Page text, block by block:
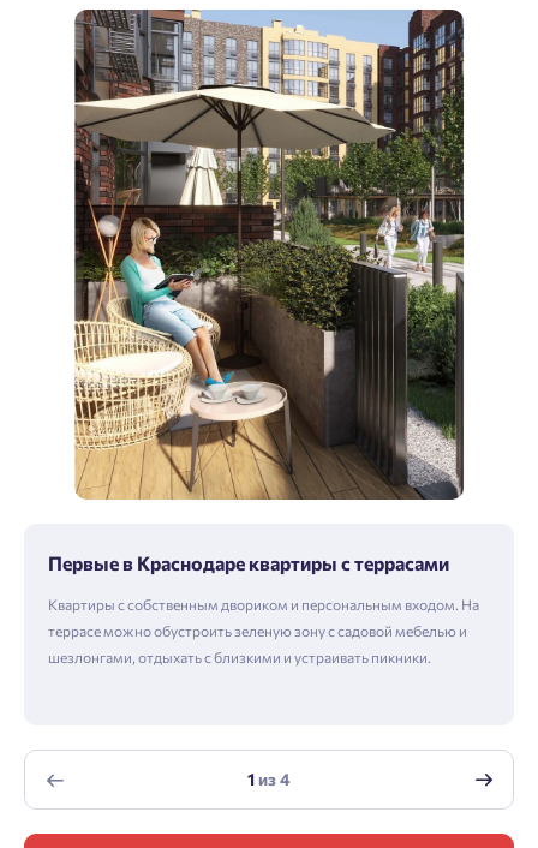
Первые в Краснодаре квартиры с террасами
Квартиры с собственным двориком и персональным входом. На
террасе можно обустроить зеленую зону с садовой мебелью и
шезлонгами, отдыхать с близкими и устраивать пикники.
1из4